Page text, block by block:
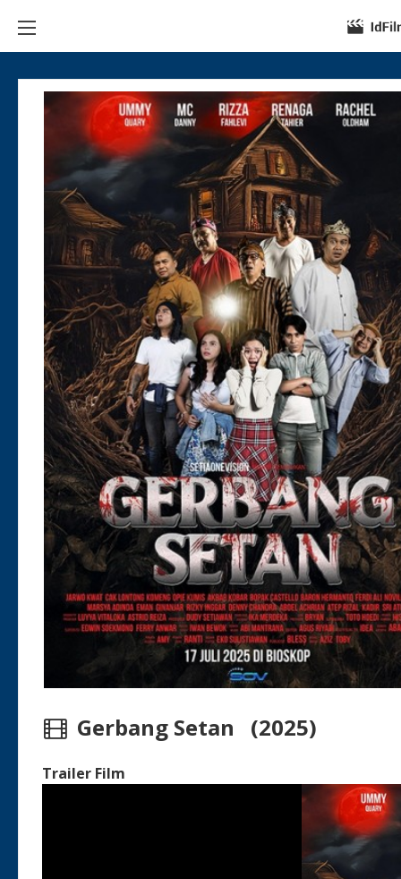
Gerbang Setan (2025)
Trailer Film